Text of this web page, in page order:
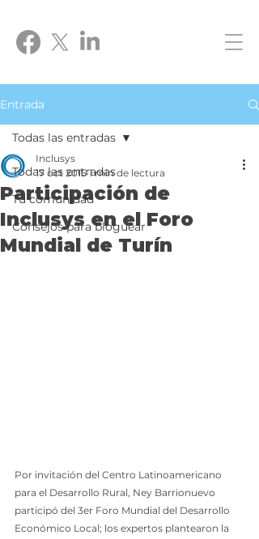
Entrada
Todas las entradas
Tu comunidad
Consejos para bloguear
Todas las entradas
Participación de
Inclusys en el Foro
Mundial de Turín
Inclusys
17 oct 2015 1 min de lectura
Por invitación del Centro Latinoamericano
para el Desarrollo Rural, Ney Barrionuevo
participó del 3er Foro Mundial del Desarrollo
Económico Local; los expertos plantearon la